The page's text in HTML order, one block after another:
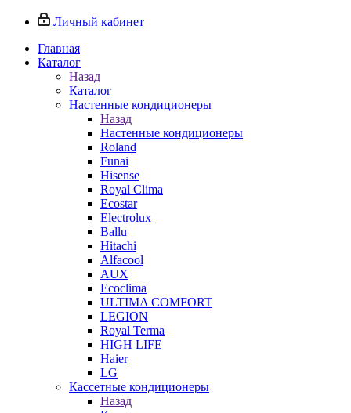
Личный кабинет
Главная
Каталог
Назад
Каталог
Настенные кондиционеры
Назад
Настенные кондиционеры
Roland
Funai
Hisense
Royal Clima
Ecostar
Electrolux
Ballu
Hitachi
Alfacool
AUX
Ecoclima
ULTIMA COMFORT
LEGION
Royal Terma
HIGH LIFE
Haier
LG
Кассетные кондиционеры
Назад